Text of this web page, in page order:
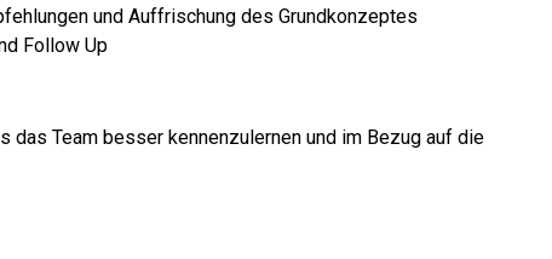
und Auffrischung des Grundkonzeptes
Follow Up
das Team besser kennenzulernen und im Bezug auf die